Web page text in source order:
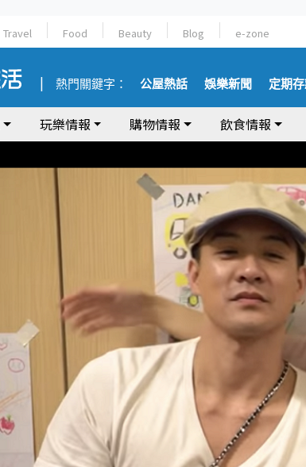
Travel Food Beauty Blog e-zone
熱門關鍵字： 公屋熱話 娛樂新聞 定期
玩樂情報 購物情報 飲食情報